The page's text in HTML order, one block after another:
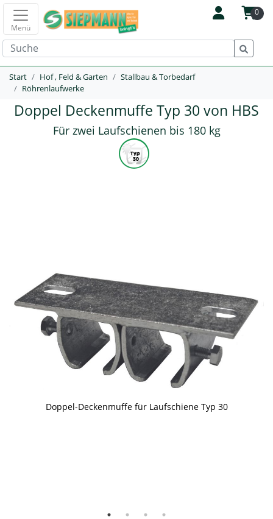
0
Menü
Start Hof , Feld & Garten
Stallbau & Torbedarf
Röhrenlaufwerke
Doppel Deckenmuffe Typ 30 von HBS
Für zwei Laufschienen bis 180 kg
Doppel-Deckenmuffe für Laufschiene Typ 30